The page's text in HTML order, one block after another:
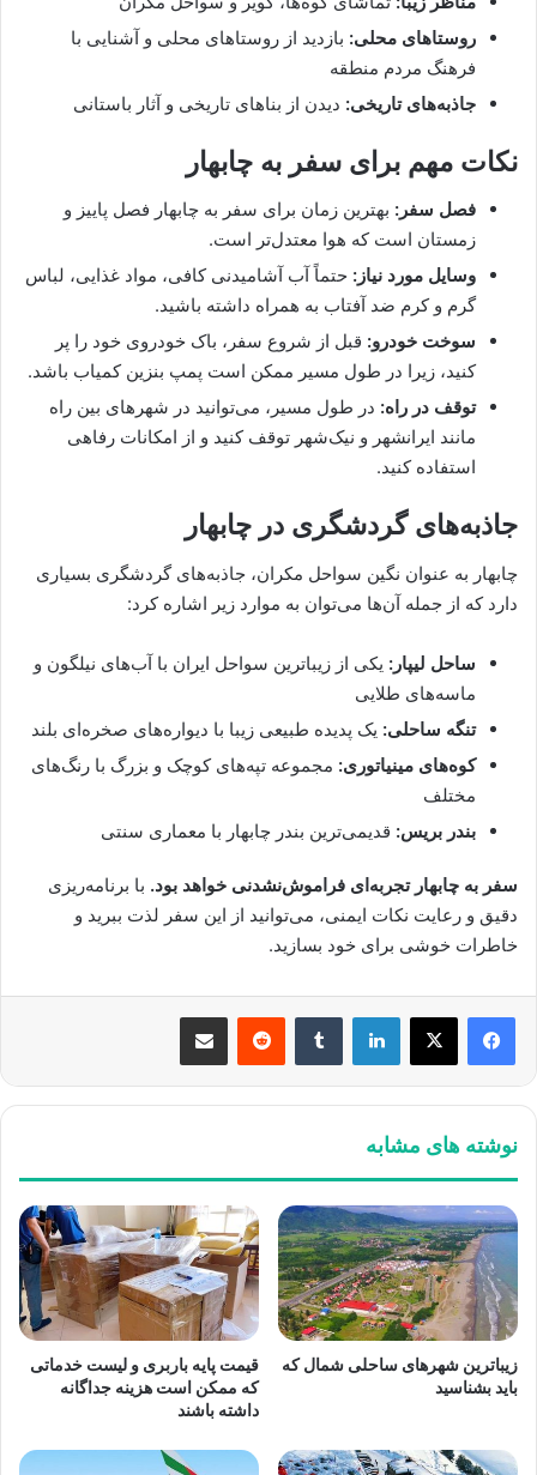
روستاهای محلی: بازدید از روستاهای محلی و آشنایی با
فرهنگ مردم منطقه
جاذبه‌های تاریخی: دیدن از بناهای تاریخی و آثار باستانی
نکات مهم برای سفر به چابهار
فصل سفر: بهترین زمان برای سفر به چابهار فصل پاییز و
زمستان است که هوا معتدل‌تر است.
وسایل مورد نیاز: حتماً آب آشامیدنی کافی، مواد غذایی، لباس
گرم و کرم ضد آفتاب به همراه داشته باشید.
سوخت خودرو: قبل از شروع سفر، باک خودروی خود را پر
کنید، زیرا در طول مسیر ممکن است پمپ بنزین کمیاب باشد.
توقف در راه: در طول مسیر، می‌توانید در شهرهای بین راه
مانند ایرانشهر و نیک‌شهر توقف کنید و از امکانات رفاهی
استفاده کنید.
جاذبه‌های گردشگری در چابهار
چابهار به عنوان نگین سواحل مکران، جاذبه‌های گردشگری بسیاری
دارد که از جمله آن‌ها می‌توان به موارد زیر اشاره کرد:
ساحل لیپار: یکی از زیباترین سواحل ایران با آب‌های نیلگون و
ماسه‌های طلایی
تنگه ساحلی: یک پدیده طبیعی زیبا با دیواره‌های صخره‌ای بلند
کوه‌های مینیاتوری: مجموعه تپه‌های کوچک و بزرگ با رنگ‌های
مختلف
بندر بریس: قدیمی‌ترین بندر چابهار با معماری سنتی
سفر به چابهار تجربه‌ای فراموش‌نشدنی خواهد بود. با برنامه‌ریزی
دقیق و رعایت نکات ایمنی، می‌توانید از این سفر لذت ببرید و
خاطرات خوشی برای خود بسازید.
لینکدین ‫تامبلر ‫رددیت اشتراک گذاری از طریق ایمیل
نوشته های مشابه
زیباترین شهرهای ساحلی شمال که
باید بشناسید
قیمت پایه باربری و لیست خدماتی
که ممکن است هزینه جداگانه
داشته باشند